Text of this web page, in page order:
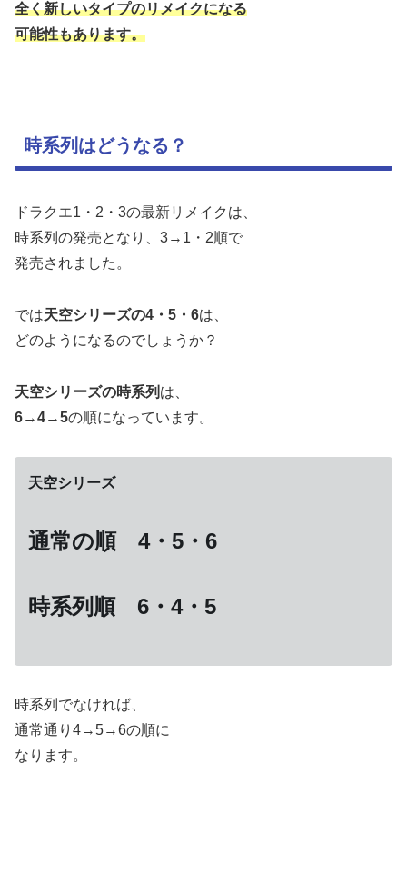
全く新しいタイプのリメイクになる
可能性もあります。
時系列はどうなる？
ドラクエ1・2・3の最新リメイクは、
時系列の発売となり、3→1・2順で
発売されました。
では天空シリーズの4・5・6は、
どのようになるのでしょうか？
天空シリーズの時系列 は、
6→4→5の順になっています。
天空シリーズ
通常の順 4・5・6
時系列順 6・4・5
時系列でなければ、
通常通り4→5→6の順に
なります。